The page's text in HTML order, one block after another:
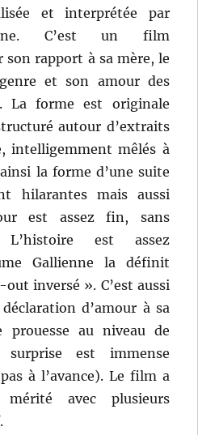
et interprétée par
C’est un film
son rapport à sa mère, le
et son amour des
La forme est originale
autour d’extraits
intelligemment mêlés à
la forme d’une suite
hilarantes mais aussi
est assez fin, sans
L’histoire est assez
Gallienne la définit
inversé ». C’est aussi
d’amour à sa
au niveau de
surprise est immense
à l’avance). Le film a
avec plusieurs